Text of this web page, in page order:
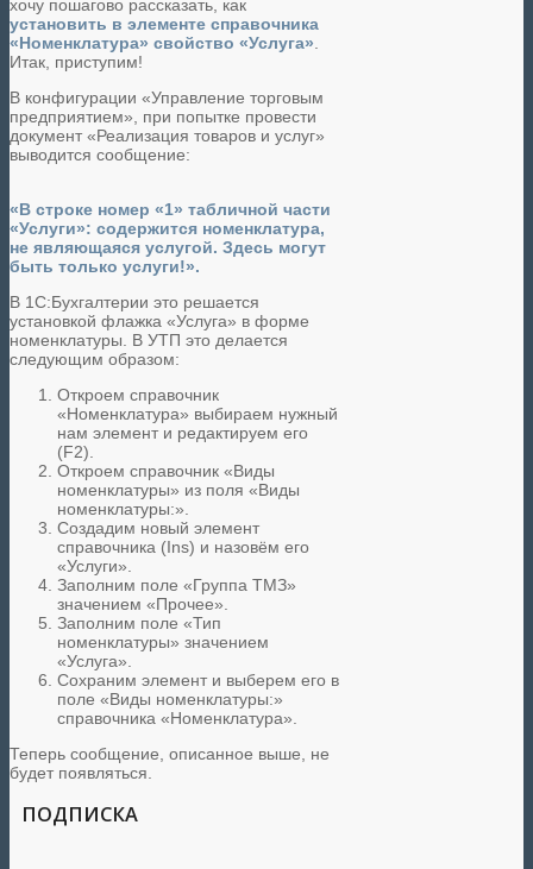
хочу пошагово рассказать, как
установить в элементе справочника
«Номенклатура» свойство «Услуга»
Итак, приступим!
В конфигурации «Управление торговым
предприятием», при попытке провести
документ «Реализация товаров и услуг»
выводится сообщение:
«В строке номер «1» табличной части
«Услуги»: содержится номенклатура,
не являющаяся услугой. Здесь могут
быть только услуги!».
В 1С:Бухгалтерии это решается
установкой флажка «Услуга» в форме
номенклатуры. В УТП это делается
следующим образом:
Откроем справочник
«Номенклатура» выбираем нужный
нам элемент и редактируем его
(F2).
Откроем справочник «Виды
номенклатуры» из поля «Виды
номенклатуры:».
Создадим новый элемент
справочника (Ins) и назовём его
«Услуги».
Заполним поле «Группа ТМЗ»
значением «Прочее».
Заполним поле «Тип
номенклатуры» значением
«Услуга».
Сохраним элемент и выберем его в
поле «Виды номенклатуры:»
справочника «Номенклатура».
Теперь сообщение, описанное выше, не
будет появляться.
ПОДПИСКА